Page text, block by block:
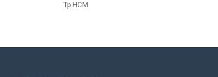
Tp.HCM